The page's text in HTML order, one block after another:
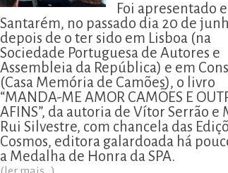
Foi apresentado
Santarém, no passado dia 20 de
depois de o ter sido em Lisboa (na
Sociedade Portuguesa de Autores e
Assembleia da República) e em
(Casa Memória de Camões), o livro
“MANDA-ME AMOR CAMÕES E
AFINS”, da autoria de Vítor Serrão e
Rui Silvestre, com chancela das
Cosmos, editora galardoada há
a Medalha de Honra da SPA.